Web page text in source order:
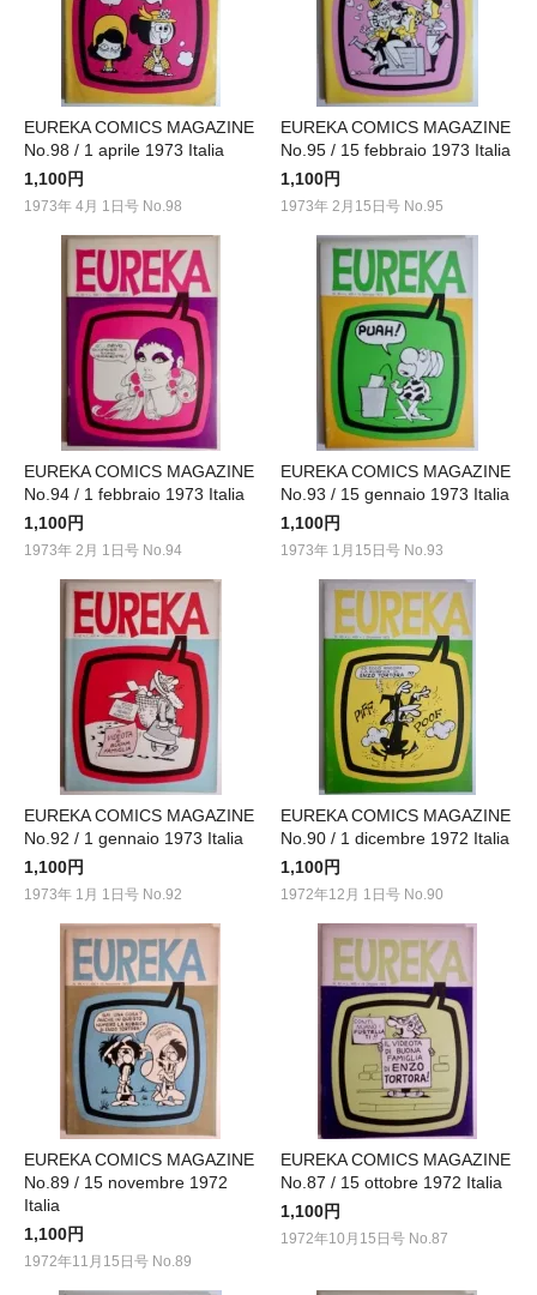
EUREKA COMICS MAGAZINE
No.98 / 1 aprile 1973 Italia
1,100円
1973年 4月 1日号 No.98
EUREKA COMICS MAGAZINE
No.95 / 15 febbraio 1973 Italia
1,100円
1973年 2月15日号 No.95
EUREKA COMICS MAGAZINE
No.94 / 1 febbraio 1973 Italia
1,100円
1973年 2月 1日号 No.94
EUREKA COMICS MAGAZINE
No.93 / 15 gennaio 1973 Italia
1,100円
1973年 1月15日号 No.93
EUREKA COMICS MAGAZINE
No.92 / 1 gennaio 1973 Italia
1,100円
1973年 1月 1日号 No.92
EUREKA COMICS MAGAZINE
No.90 / 1 dicembre 1972 Italia
1,100円
1972年12月 1日号 No.90
EUREKA COMICS MAGAZINE
No.89 / 15 novembre 1972
Italia
1,100円
1972年11月15日号 No.89
EUREKA COMICS MAGAZINE
No.87 / 15 ottobre 1972 Italia
1,100円
1972年10月15日号 No.87